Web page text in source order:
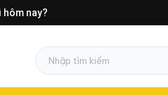
hôm nay?